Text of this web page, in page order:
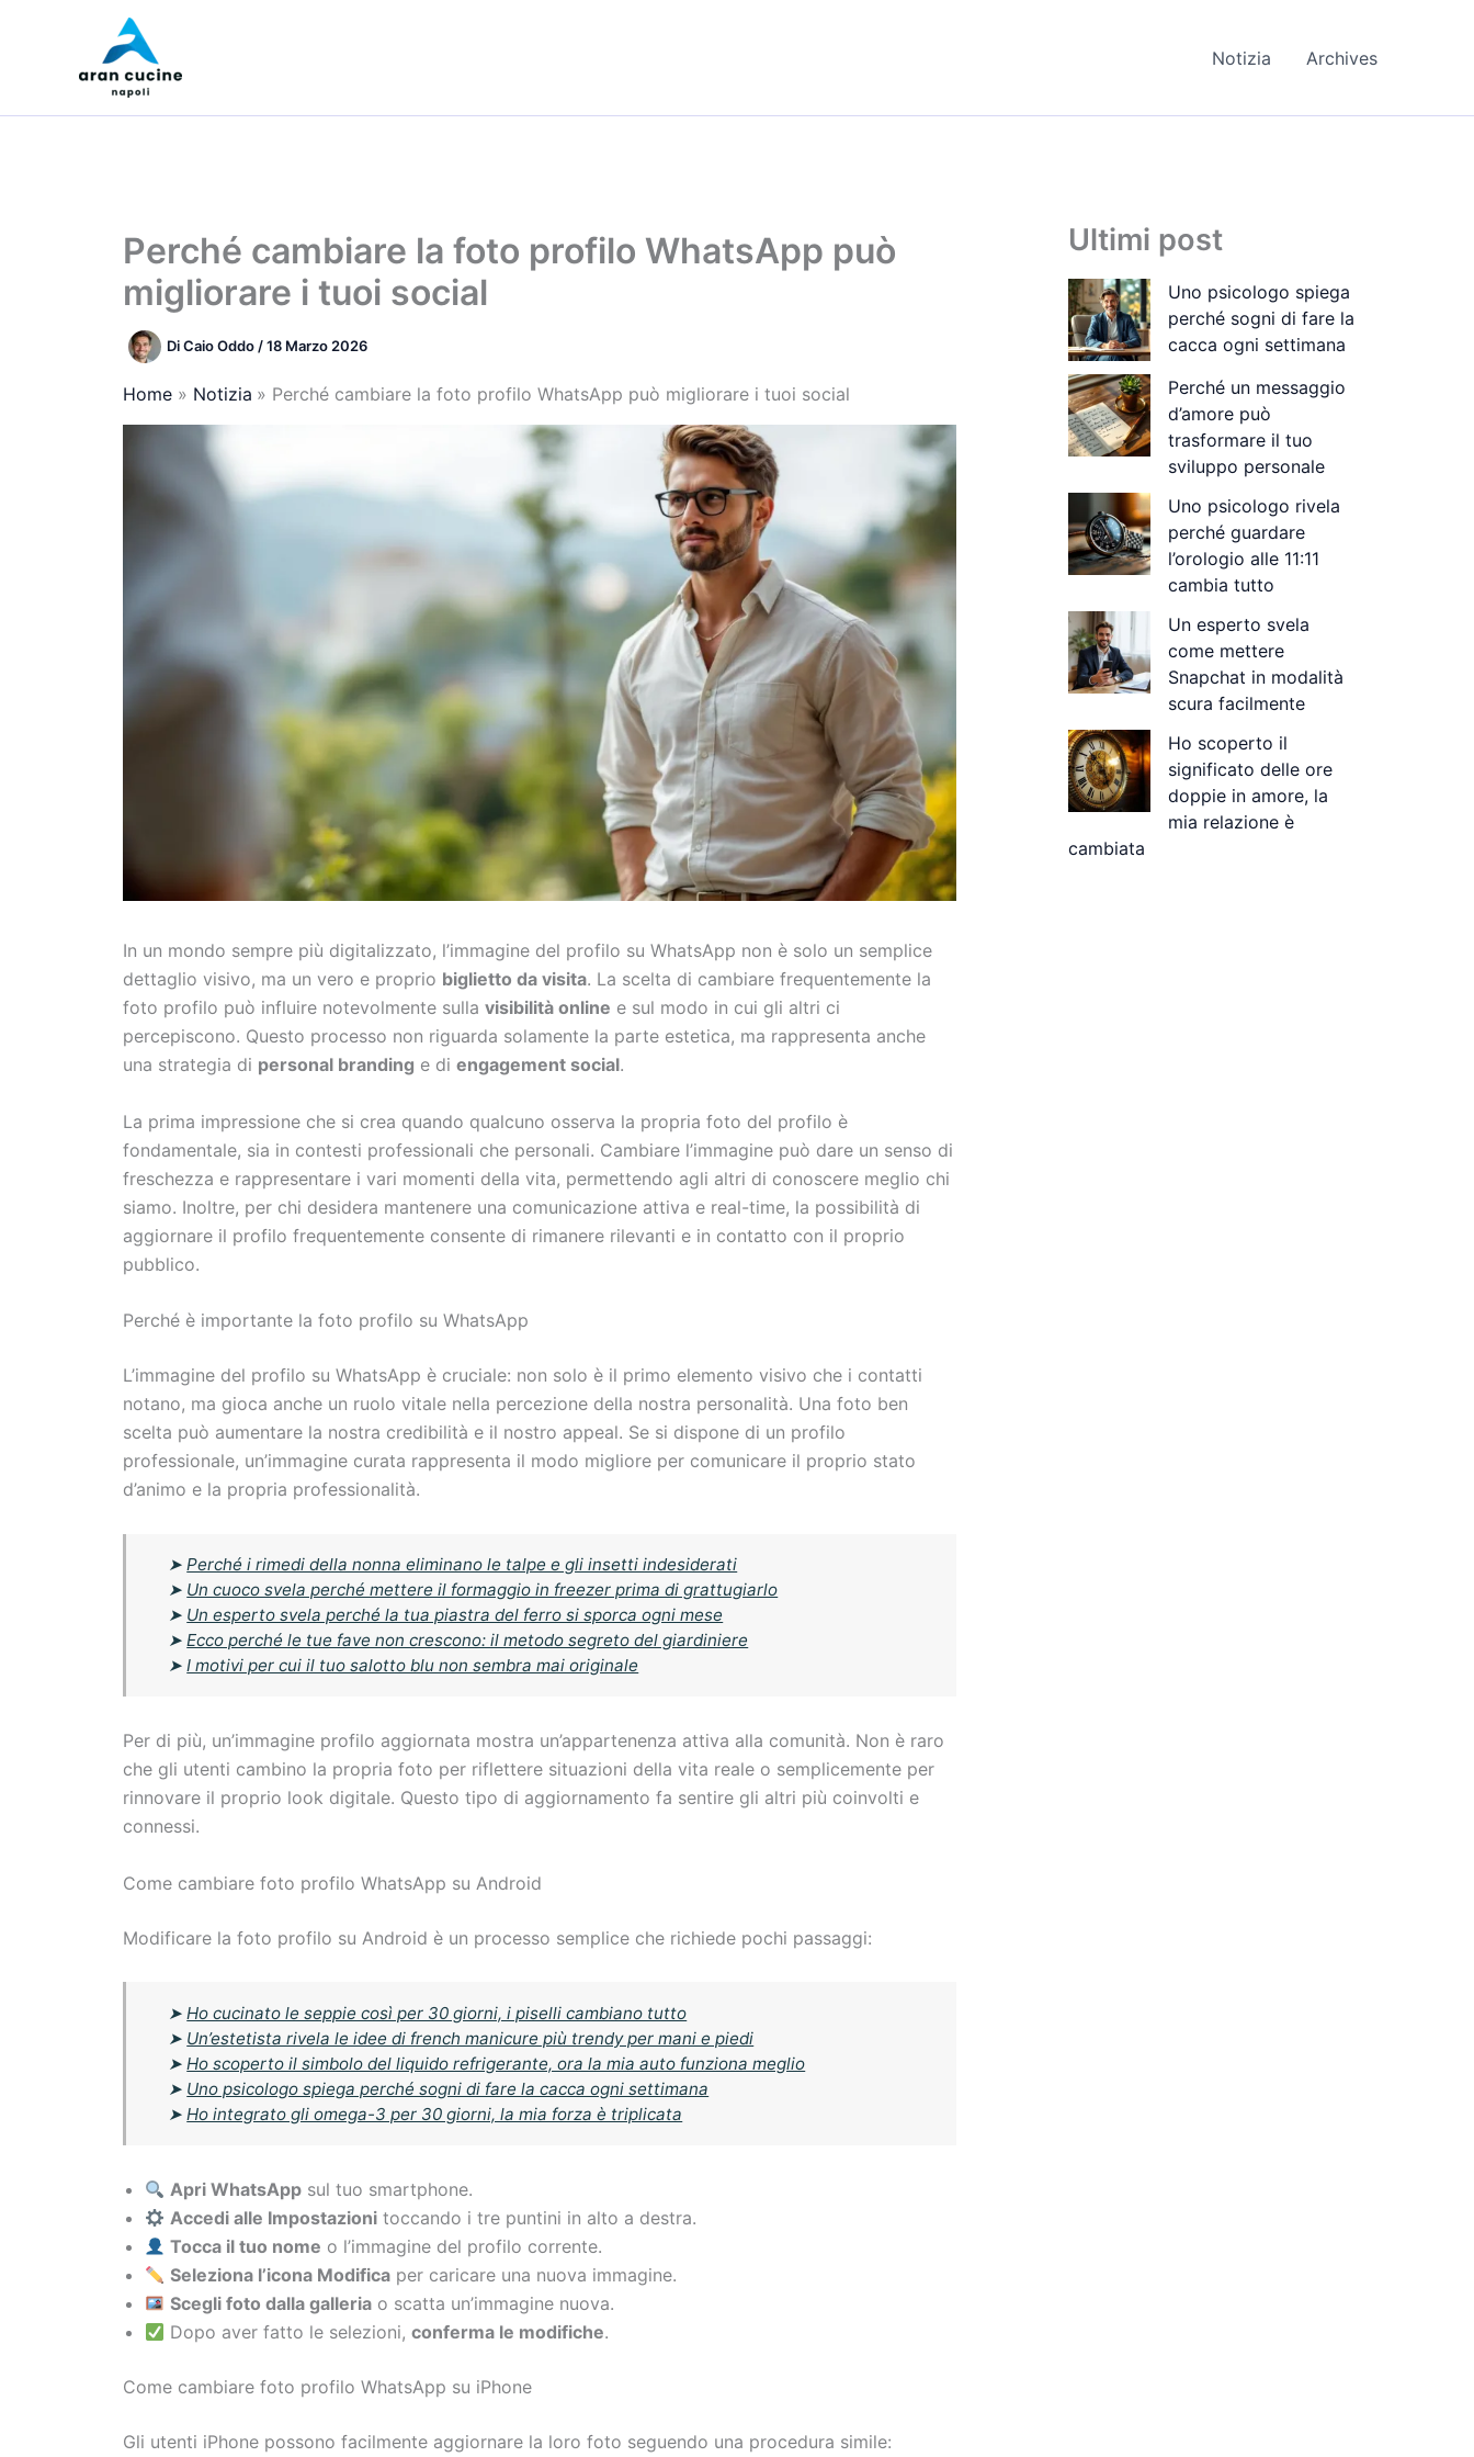
contenuto
Notizia Archives
Perché cambiare la foto profilo WhatsApp può
migliorare i tuoi social
DiCaio Oddo /18 Marzo 2026
Home Notizia Perché cambiare la foto profilo WhatsApp può migliorare i tuoi social
In un mondo sempre più digitalizzato, l’immagine del profilo su WhatsApp non è solo un semplice
dettaglio visivo, ma un vero e proprio biglietto da visita. La scelta di cambiare frequentemente la
foto profilo può influire notevolmente sulla visibilità online e sul modo in cui gli altri ci
percepiscono. Questo processo non riguarda solamente la parte estetica, ma rappresenta anche
una strategia di personal branding e di engagement social.
La prima impressione che si crea quando qualcuno osserva la propria foto del profilo è
fondamentale, sia in contesti professionali che personali. Cambiare l’immagine può dare un senso di
freschezza e rappresentare i vari momenti della vita, permettendo agli altri di conoscere meglio chi
siamo. Inoltre, per chi desidera mantenere una comunicazione attiva e real-time, la possibilità di
aggiornare il profilo frequentemente consente di rimanere rilevanti e in contatto con il proprio
pubblico.
Perché è importante la foto profilo su WhatsApp
L’immagine del profilo su WhatsApp è cruciale: non solo è il primo elemento visivo che i contatti
notano, ma gioca anche un ruolo vitale nella percezione della nostra personalità. Una foto ben
scelta può aumentare la nostra credibilità e il nostro appeal. Se si dispone di un profilo
professionale, un’immagine curata rappresenta il modo migliore per comunicare il proprio stato
d’animo e la propria professionalità.
➤Perché i rimedi della nonna eliminano le talpe e gli insetti indesiderati
➤ Un cuoco svela perché mettere il formaggio in freezer prima di grattugiarlo
➤ Un esperto svela perché la tua piastra del ferro si sporca ogni mese
➤Ecco perché le tue fave non crescono: il metodo segreto del giardiniere
➤I motivi per cui il tuo salotto blu non sembra mai originale
Per di più, un’immagine profilo aggiornata mostra un’appartenenza attiva alla comunità. Non è raro
che gli utenti cambino la propria foto per riflettere situazioni della vita reale o semplicemente per
rinnovare il proprio look digitale. Questo tipo di aggiornamento fa sentire gli altri più coinvolti e
connessi.
Come cambiare foto profilo WhatsApp su Android
Modificare la foto profilo su Android è un processo semplice che richiede pochi passaggi:
➤Ho cucinato le seppie così per 30 giorni, i piselli cambiano tutto
➤ Un’estetista rivela le idee di french manicure più trendy per mani e piedi
➤Ho scoperto il simbolo del liquido refrigerante, ora la mia auto funziona meglio
➤ Uno psicologo spiega perché sogni di fare la cacca ogni settimana
➤Ho integrato gli omega-3 per 30 giorni, la mia forza è triplicata
Apri WhatsApp sul tuo smartphone.
Accedi alle Impostazioni toccando i tre puntini in alto a destra.
Tocca il tuo nome o l’immagine del profilo corrente.
Seleziona l’icona Modifica per caricare una nuova immagine.
Scegli foto dalla galleria o scatta un’immagine nuova.
Dopo aver fatto le selezioni,conferma le modifiche.
Come cambiare foto profilo WhatsApp su iPhone
Gli utenti iPhone possono facilmente aggiornare la loro foto seguendo una procedura simile:
Ultimi post
Uno psicologo spiega
perché sogni di fare la
cacca ogni settimana
Perché un messaggio
d’amore può
trasformare il tuo
sviluppo personale
Uno psicologo rivela
perché guardare
l’orologio alle 11:11
cambia tutto
Un esperto svela
come mettere
Snapchat in modalità
scura facilmente
Ho scoperto il
significato delle ore
doppie in amore, la
mia relazione è
cambiata